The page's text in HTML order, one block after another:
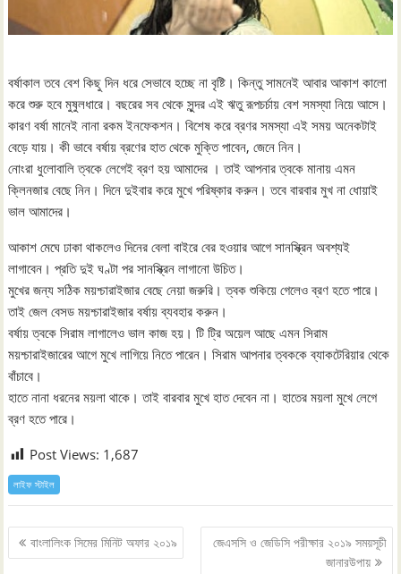
বর্ষাকাল তবে বেশ কিছু দিন ধরে সেভাবে হচ্ছে না বৃষ্টি। কিন্তু সামনেই আবার আকাশ কালো
করে শুরু হবে মুষুলধারে। বছরের সব থেকে সুন্দর এই ঋতু রূপচর্চায় বেশ সমস্যা নিয়ে আসে।
কারণ বর্ষা মানেই নানা রকম ইনফেকশন। বিশেষ করে ব্রণর সমস্যা এই সময় অনেকটাই
বেড়ে যায়। কী ভাবে বর্ষায় ব্রণের হাত থেকে মুক্তি পাবেন, জেনে নিন।
নোংরা ধুলোবালি ত্বকে লেগেই ব্রণ হয় আমাদের । তাই আপনার ত্বকে মানায় এমন
ক্লিনজার বেছে নিন। দিনে দুইবার করে মুখে পরিষ্কার করুন। তবে বারবার মুখ না ধোয়াই
ভাল আমাদের।
আকাশ মেঘে ঢাকা থাকলেও দিনের বেলা বাইরে বের হওয়ার আগে সানস্ক্রিন অবশ্যই
লাগাবেন। প্রতি দুই ঘণ্টা পর সানস্ক্রিন লাগানো উচিত।
মুখের জন্য সঠিক ময়শ্চারাইজার বেছে নেয়া জরুরি। ত্বক শুকিয়ে গেলেও ব্রণ হতে পারে।
তাই জেল বেসড ময়শ্চারাইজার বর্ষায় ব্যবহার করুন।
বর্ষায় ত্বকে সিরাম লাগালেও ভাল কাজ হয়। টি ট্রি অয়েল আছে এমন সিরাম
ময়শ্চারাইজারের আগে মুখে লাগিয়ে নিতে পারেন। সিরাম আপনার ত্বককে ব্যাকটেরিয়ার থেকে
বাঁচাবে।
হাতে নানা ধরনের ময়লা থাকে। তাই বারবার মুখে হাত দেবেন না। হাতের ময়লা মুখে লেগে
ব্রণ হতে পারে।
Post Views: 1,687
লাইফ স্টাইল
Post
navigation
বাংলালিংক সিমের মিনিট অফার ২০১৯
জেএসসি ও জেডিসি পরীক্ষার ২০১৯ সময়সূচী
জানারউপায়